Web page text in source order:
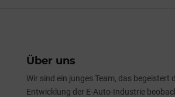
Über uns
Wir sind ein junges Team, das begeistert
Entwicklung der E-Auto-Industrie